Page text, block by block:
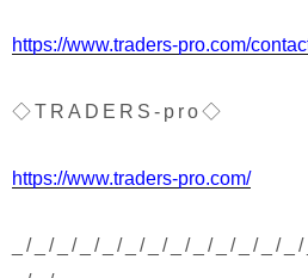
https://www.traders-pro.com/
◇TRADERS-pro◇
https://www.traders-pro.com/
_/_/_/_/_/_/_/_/_/_/_/_/